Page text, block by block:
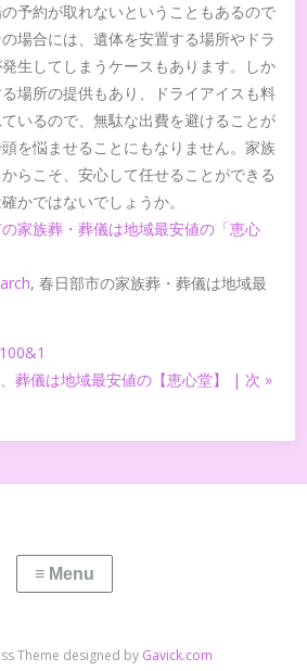
予約が取れないということもあるので
場合には、遺体を安置する場所やドラ
生してしまうケースもあります。しか
場所の提供もあり、ドライアイスも料
いるので、無駄な出費を避けることが
を悩ませることにもなりません。家族
らこそ、安心して任せることができる
かではないでしょうか。
家族葬・葬儀は地域最安値の「恵心
, 春日部市の家族葬・葬儀は地域最
葬儀は地域最安値の【恵心堂】 | 次 »
Theme designed by Gavick.com